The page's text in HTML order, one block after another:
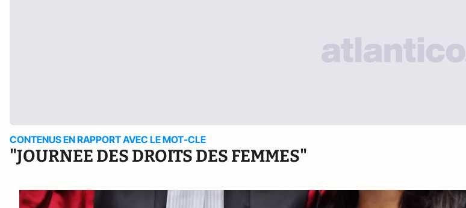
CONTENUS EN RAPPORT AVEC LE MOT-CLE
"JOURNEE DES DROITS DES FEMMES"